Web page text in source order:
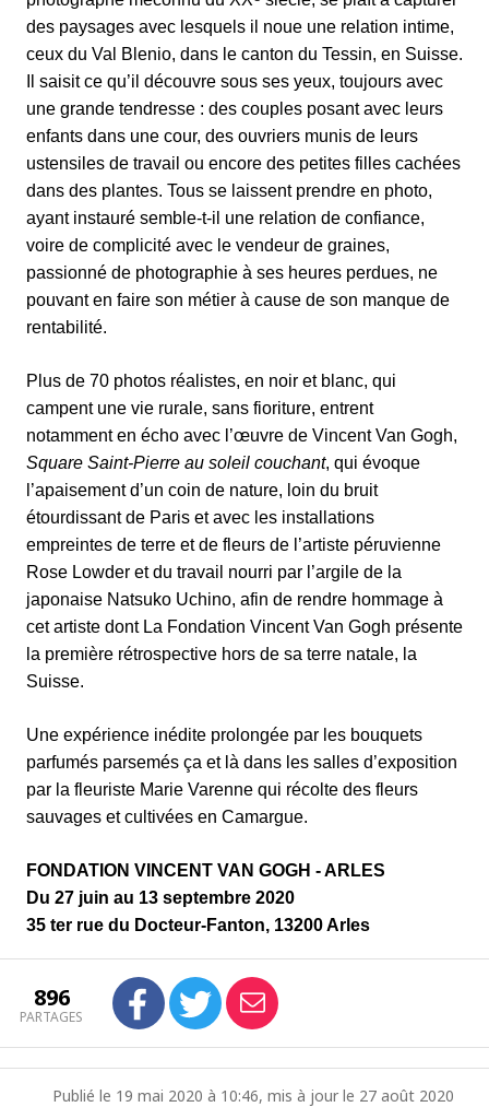
des paysages avec lesquels il noue une relation intime,
ceux du Val Blenio, dans le canton du Tessin, en Suisse.
Il saisit ce qu’il découvre sous ses yeux, toujours avec
une grande tendresse : des couples posant avec leurs
enfants dans une cour, des ouvriers munis de leurs
ustensiles de travail ou encore des petites filles cachées
dans des plantes. Tous se laissent prendre en photo,
ayant instauré semble-t-il une relation de confiance,
voire de complicité avec le vendeur de graines,
passionné de photographie à ses heures perdues, ne
pouvant en faire son métier à cause de son manque de
rentabilité.
Plus de 70 photos réalistes, en noir et blanc, qui
campent une vie rurale, sans fioriture, entrent
notamment en écho avec l’œuvre de Vincent Van Gogh,
Square Saint-Pierre au soleil couchant, qui évoque
l’apaisement d’un coin de nature, loin du bruit
étourdissant de Paris et avec les installations
empreintes de terre et de fleurs de l’artiste péruvienne
Rose Lowder et du travail nourri par l’argile de la
japonaise Natsuko Uchino, afin de rendre hommage à
cet artiste dont La Fondation Vincent Van Gogh présente
la première rétrospective hors de sa terre natale, la
Suisse.
Une expérience inédite prolongée par les bouquets
parfumés parsemés ça et là dans les salles d’exposition
par la fleuriste Marie Varenne qui récolte des fleurs
sauvages et cultivées en Camargue.
FONDATION VINCENT VAN GOGH - ARLES
Du 27 juin au 13 septembre 2020
35 ter rue du Docteur-Fanton, 13200 Arles
896
PARTAGES
Publié le 19 mai 2020 à 10:46, mis à jour le 27 août 2020